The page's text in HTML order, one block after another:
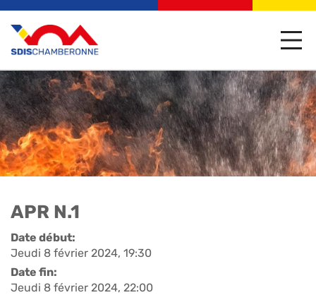
APR N.1
Date début:
Jeudi 8 février 2024, 19:30
Date fin:
Jeudi 8 février 2024, 22:00